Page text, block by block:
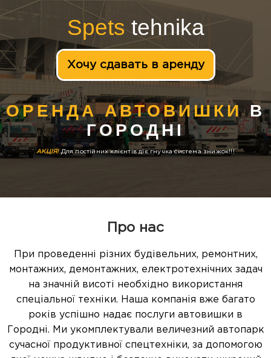
Spetstehnika
Хочу сдавать в аренду
ОРЕНДА АВТОВИШКИВ
ГОРОДНІ
АКЦІЯ!Для постійних клієнтів діє гнучка система знижок!!!
Про нас
При проведенні різних будівельних, ремонтних,
монтажних, демонтажних, електротехнічних задач
на значній висоті необхідно використання
спеціальної техніки. Наша компанія вже багато
років успішно надає послуги автовишки в
Городні. Ми укомплектували величезний автопарк
сучасної продуктивної спецтехніки, за допомогою